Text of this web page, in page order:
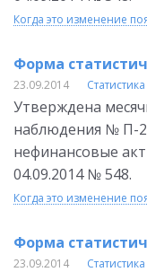
Когда это изменение
Форма
23.09.2014 Статистика
Утверждена
наблюдения № П-2
нефинансовые
04.09.2014 № 548.
Когда это изменение
Форма
23.09.2014 Статистика